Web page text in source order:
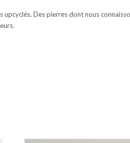
Des pierres dont nous